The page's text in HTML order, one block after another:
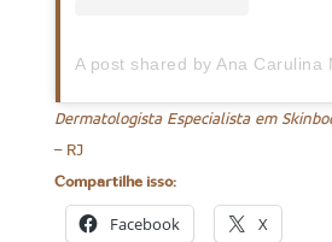
Dermatologista Especialista em
– RJ
Compartilhe isso:
Facebook X